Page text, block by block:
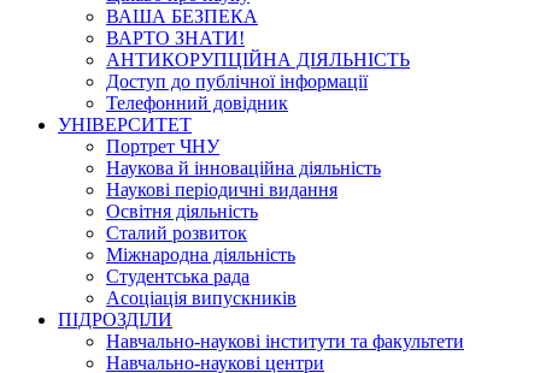
ВАША БЕЗПЕКА
ВАРТО ЗНАТИ!
АНТИКОРУПЦІЙНА ДІЯЛЬНІСТЬ
Доступ до публічної інформації
Телефонний довідник
УНІВЕРСИТЕТ
Портрет ЧНУ
Наукова й інноваційна діяльність
Наукові періодичні видання
Освітня діяльність
Сталий розвиток
Міжнародна діяльність
Студентська рада
Асоціація випускників
ПІДРОЗДІЛИ
Навчально-наукові інститути та факультети
Навчально-наукові центри